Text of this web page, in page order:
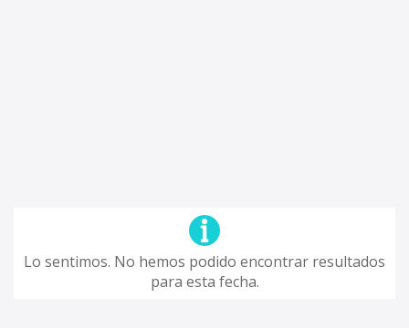
Lo sentimos. No hemos podido encontrar resultados
para esta fecha.